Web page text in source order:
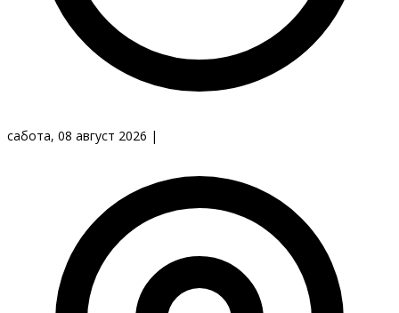
сабота, 08 август 2026 |